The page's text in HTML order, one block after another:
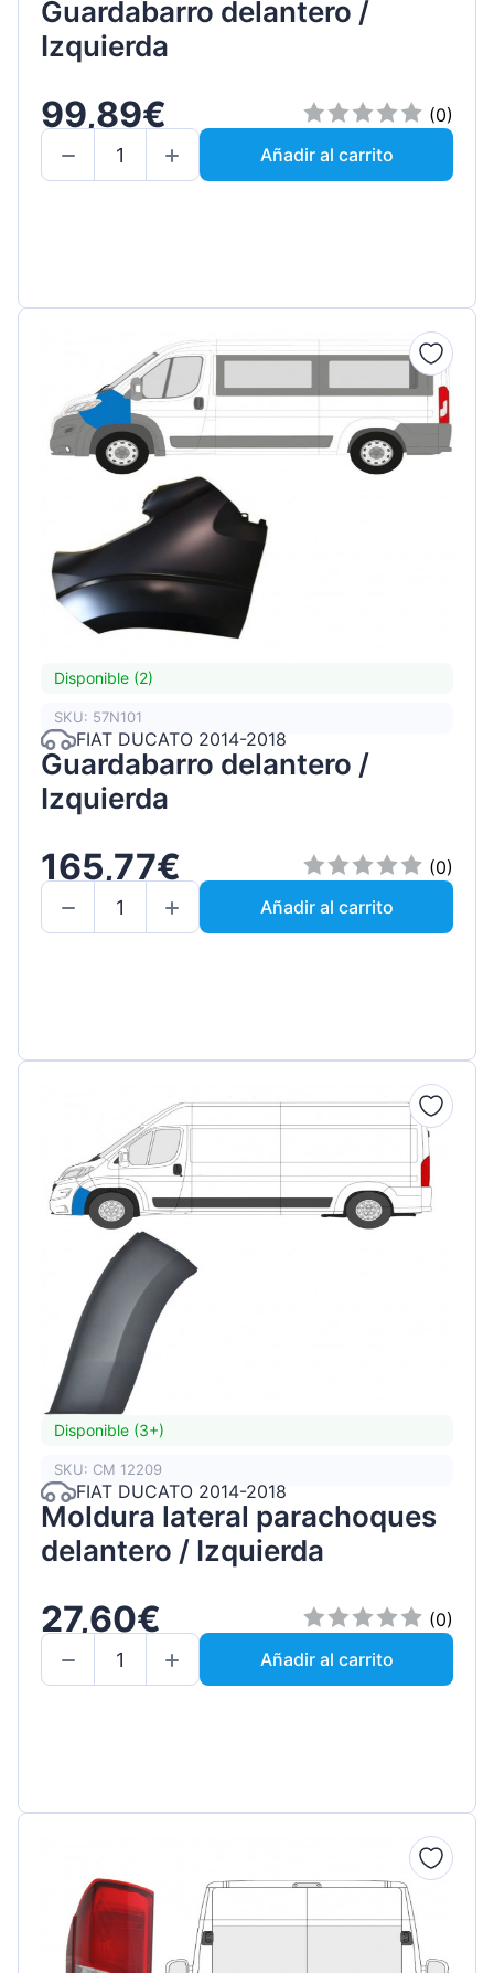
Guardabarro delantero /
Izquierda
99,89€
(0)
Añadir al carrito
Disponible (2)
SKU: 57N101
FIAT DUCATO 2014-2018
Guardabarro delantero /
Izquierda
165,77€
(0)
Añadir al carrito
Disponible (3+)
SKU: CM 12209
FIAT DUCATO 2014-2018
Moldura lateral parachoques
delantero / Izquierda
27,60€
(0)
Añadir al carrito